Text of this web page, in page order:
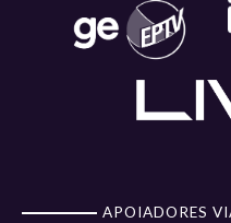
APOIADORES